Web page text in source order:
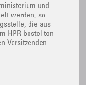
und
werden, so
die aus
HPR bestellten
Vorsitzenden